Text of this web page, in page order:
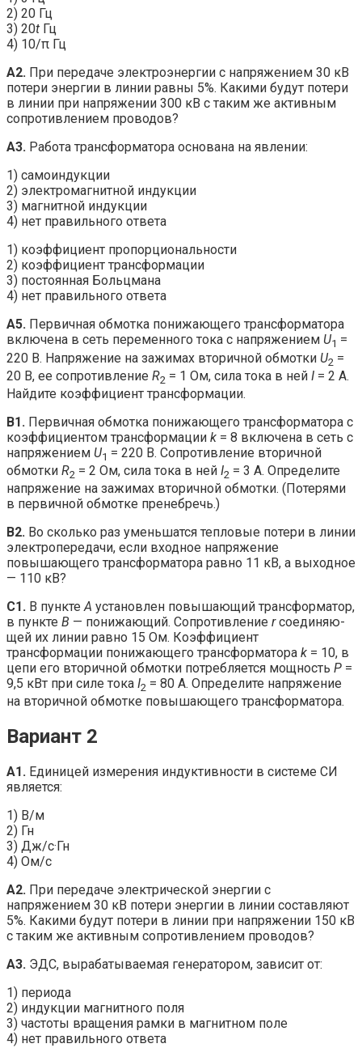
2) 20 Гц
3) 20t Гц
4) 10/π Гц
А2. При передаче электроэнергии с напряжением 30 кВ
потери энергии в линии равны 5%. Какими будут потери
в линии при напряжении 300 кВ с таким же активным
сопротивлением проводов?
А3. Работа трансформатора основана на явлении:
1) самоиндукции
2) электромагнитной индукции
3) магнитной индукции
4) нет правильного ответа
1) коэффициент пропорциональности
2) коэффициент трансформации
3) постоянная Больцмана
4) нет правильного ответа
А5. Первичная обмотка понижающего трансформато­ра
включена в сеть переменного тока с напряжением U1 =
220 В. Напряжение на зажимах вторичной обмотки U2 =
20 В, ее сопротивление R2 = 1 Ом, сила тока в ней I = 2 А.
Найдите коэффициент трансформации.
В1. Первичная обмотка понижающего трансформатора с
коэффициентом трансформации k = 8 включена в сеть с
напряжением U1 = 220 В. Сопротивление вторичной
обмотки R2 = 2 Ом, сила тока в ней I2 = 3 А. Определите
напряжение на зажимах вторичной обмотки. (Потерями
в первичной обмотке пренебречь.)
В2. Во сколько раз уменьшатся тепловые потери в линии
электропередачи, если входное напряжение
повышающе­го трансформатора равно 11 кВ, а выходное
— 110 кВ?
C1. В пунктеА установлен повышающий трансформатор,
в пункте В — понижающий. Сопротивление rсоединяю­
щей их линии равно 15 Ом. Коэффициент
трансформации понижающего трансформатора k = 10, в
цепи его вторич­ной обмотки потребляется мощность Р =
9,5 кВт при силе тока I2 = 80 А. Определите напряжение
на вторичной об­мотке повышающего трансформатора.
Вариант 2
A1. Единицей измерения индуктивности в системе СИ
является:
1) В/м
2) Гн
3) Дж/с·Гн
4) Ом/с
А2. При передаче электрической энергии с
напряжением 30 кВ потери энергии в линии составляют
5%. Какими будут потери в линии при напряжении 150 кВ
с таким же активным сопротивлением проводов?
А3. ЭДС, вырабатываемая генератором, зависит от:
1) периода
2) индукции магнитного поля
3) частоты вращения рамки в магнитном поле
4) нет правильного ответа